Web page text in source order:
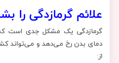
علائم گرمازدگی را
گرمازدگی یک مشکل جدی است
دمای بدن رخ می‌دهد و می‌تواند
از: